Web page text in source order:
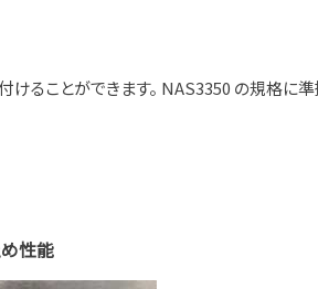
ることができます。 NAS3350 の規格に
性能